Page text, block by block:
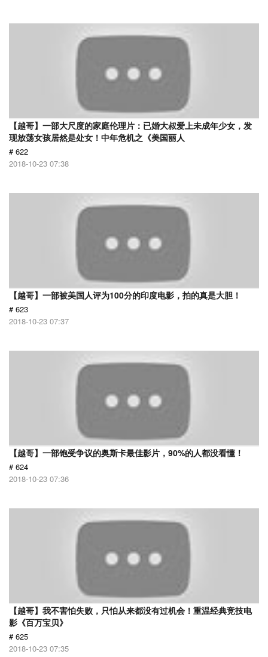
【越哥】一部大尺度的家庭伦理片：已婚大叔爱上未成年少女，发
现放荡女孩居然是处女！中年危机之《美国丽人
# 622
2018-10-23 07:38
【越哥】一部被美国人评为100分的印度电影，拍的真是大胆！
# 623
2018-10-23 07:37
【越哥】一部饱受争议的奥斯卡最佳影片，90%的人都没看懂！
# 624
2018-10-23 07:36
【越哥】我不害怕失败，只怕从来都没有过机会！重温经典竞技电
影《百万宝贝》
# 625
2018-10-23 07:35